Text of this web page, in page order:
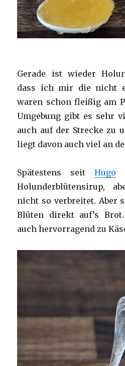
Gerade ist wieder
dass ich mir die nicht
waren schon fleißig am
Umgebung gibt es sehr
auch auf der Strecke zu
liegt davon auch viel an
Spätestens seit Hugo
Holunderblütensirup,
nicht so verbreitet. Aber
Blüten direkt auf’s
auch hervorragend zu